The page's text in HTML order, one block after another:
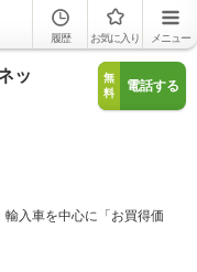
履歴 お気に入り メニュー
ッ
無
料
電話する
輸入車を中心に「お買得価